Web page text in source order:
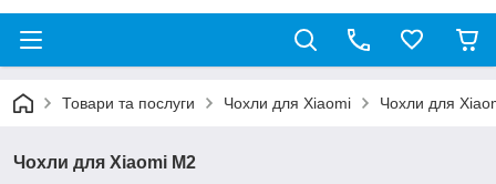
Товари та послуги Чохли для Xiaomi Чохли для
Чохли для Xiaomi M2